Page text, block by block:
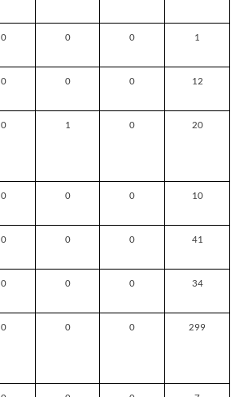
0 0 0 1
0 0 0 12
0 1 0 20
0 0 0 10
0 0 0 41
0 0 0 34
0 0 0 299